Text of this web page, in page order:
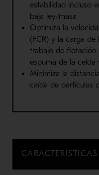
estabilidad incluso
baja ley/masa
Optimiza la
(FCR) y la carga
trabajo de
espuma de la
Minimiza la
caída de partículas
CARACTERÍSTICAS